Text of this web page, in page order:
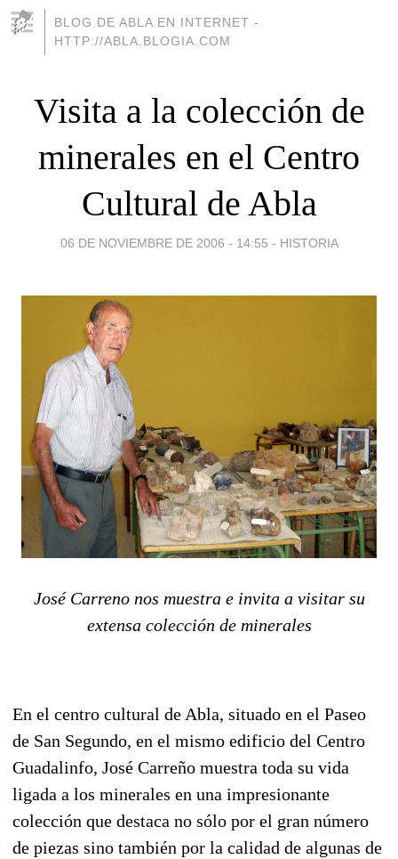
BLOG DE ABLA EN INTERNET -
HTTP://ABLA.BLOGIA.COM
Visita a la colección de
minerales en el Centro
Cultural de Abla
06 DE NOVIEMBRE DE 2006 - 14:55 - HISTORIA
José Carreno nos muestra e invita a visitar su
extensa colección de minerales
En el centro cultural de Abla, situado en el Paseo
de San Segundo, en el mismo edificio del Centro
Guadalinfo, José Carreño muestra toda su vida
ligada a los minerales en una impresionante
colección que destaca no sólo por el gran número
de piezas sino también por la calidad de algunas de